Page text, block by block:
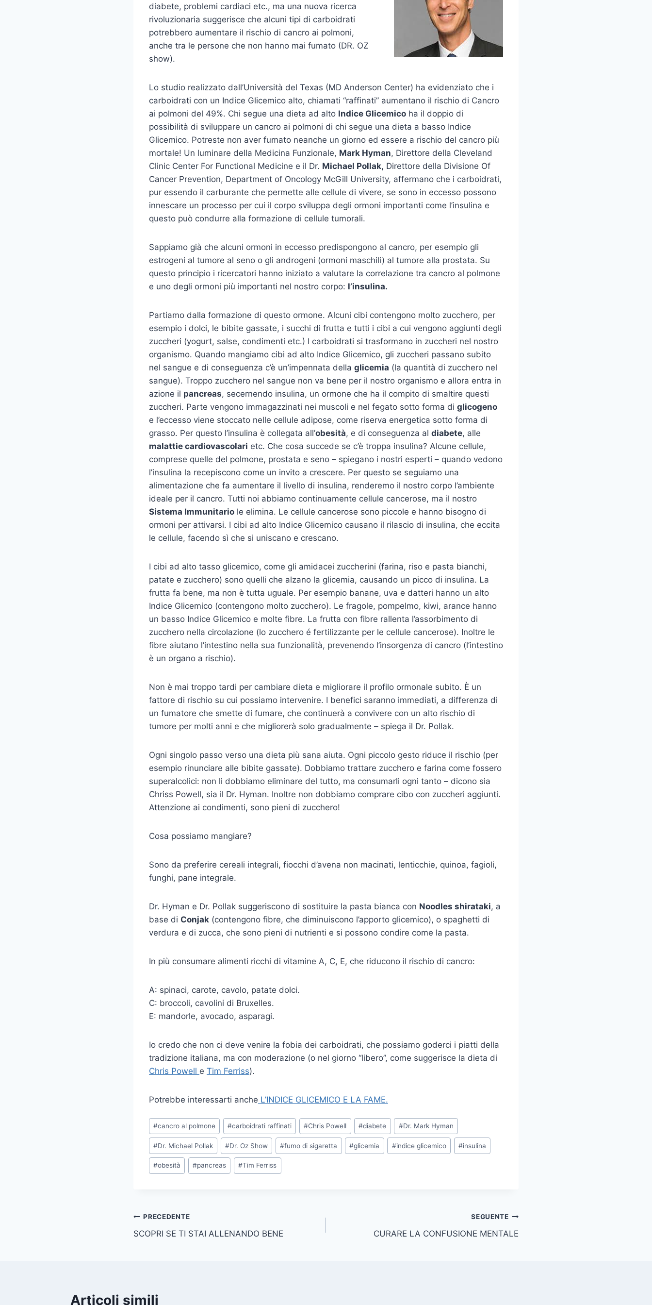
diabete, problemi cardiaci etc., ma una nuova ricerca
rivoluzionaria suggerisce che alcuni tipi di carboidrati
potrebbero aumentare il rischio di cancro ai polmoni,
anche tra le persone che non hanno mai fumato (DR. OZ
show).
Lo studio realizzato dall’Università del Texas (MD Anderson Center) ha evidenziato che i
carboidrati con un Indice Glicemico alto, chiamati “raffinati” aumentano il rischio di Cancro
ai polmoni del 49%. Chi segue una dieta ad alto Indice Glicemico ha il doppio di
possibilità di sviluppare un cancro ai polmoni di chi segue una dieta a basso Indice
Glicemico. Potreste non aver fumato neanche un giorno ed essere a rischio del cancro più
mortale! Un luminare della Medicina Funzionale, Mark Hyman, Direttore della Cleveland
Clinic Center For Functional Medicine e il Dr. Michael Pollak, Direttore della Divisione Of
Cancer Prevention, Department of Oncology McGill University, affermano che i carboidrati,
pur essendo il carburante che permette alle cellule di vivere, se sono in eccesso possono
innescare un processo per cui il corpo sviluppa degli ormoni importanti come l’insulina e
questo può condurre alla formazione di cellule tumorali.
Sappiamo già che alcuni ormoni in eccesso predispongono al cancro, per esempio gli
estrogeni al tumore al seno o gli androgeni (ormoni maschili) al tumore alla prostata. Su
questo principio i ricercatori hanno iniziato a valutare la correlazione tra cancro al polmone
e uno degli ormoni più importanti nel nostro corpo: l’insulina.
Partiamo dalla formazione di questo ormone. Alcuni cibi contengono molto zucchero, per
esempio i dolci, le bibite gassate, i succhi di frutta e tutti i cibi a cui vengono aggiunti degli
zuccheri (yogurt, salse, condimenti etc.) I carboidrati si trasformano in zuccheri nel nostro
organismo. Quando mangiamo cibi ad alto Indice Glicemico, gli zuccheri passano subito
nel sangue e di conseguenza c’è un’impennata della glicemia (la quantità di zucchero nel
sangue). Troppo zucchero nel sangue non va bene per il nostro organismo e allora entra in
azione il pancreas, secernendo insulina, un ormone che ha il compito di smaltire questi
zuccheri. Parte vengono immagazzinati nei muscoli e nel fegato sotto forma di glicogeno
e l’eccesso viene stoccato nelle cellule adipose, come riserva energetica sotto forma di
grasso. Per questo l’insulina è collegata all’obesità, e di conseguenza al diabete, alle
malattie cardiovascolari etc. Che cosa succede se c’è troppa insulina? Alcune cellule,
comprese quelle del polmone, prostata e seno – spiegano i nostri esperti – quando vedono
l’insulina la recepiscono come un invito a crescere. Per questo se seguiamo una
alimentazione che fa aumentare il livello di insulina, renderemo il nostro corpo l’ambiente
ideale per il cancro. Tutti noi abbiamo continuamente cellule cancerose, ma il nostro
Sistema Immunitario le elimina. Le cellule cancerose sono piccole e hanno bisogno di
ormoni per attivarsi. I cibi ad alto Indice Glicemico causano il rilascio di insulina, che eccita
le cellule, facendo sì che si uniscano e crescano.
I cibi ad alto tasso glicemico, come gli amidacei zuccherini (farina, riso e pasta bianchi,
patate e zucchero) sono quelli che alzano la glicemia, causando un picco di insulina. La
frutta fa bene, ma non è tutta uguale. Per esempio banane, uva e datteri hanno un alto
Indice Glicemico (contengono molto zucchero). Le fragole, pompelmo, kiwi, arance hanno
un basso Indice Glicemico e molte fibre. La frutta con fibre rallenta l’assorbimento di
zucchero nella circolazione (lo zucchero é fertilizzante per le cellule cancerose). Inoltre le
fibre aiutano l’intestino nella sua funzionalità, prevenendo l’insorgenza di cancro (l’intestino
è un organo a rischio).
Non è mai troppo tardi per cambiare dieta e migliorare il profilo ormonale subito. È un
fattore di rischio su cui possiamo intervenire. I benefici saranno immediati, a differenza di
un fumatore che smette di fumare, che continuerà a convivere con un alto rischio di
tumore per molti anni e che migliorerà solo gradualmente – spiega il Dr. Pollak.
Ogni singolo passo verso una dieta più sana aiuta. Ogni piccolo gesto riduce il rischio (per
esempio rinunciare alle bibite gassate). Dobbiamo trattare zucchero e farina come fossero
superalcolici: non li dobbiamo eliminare del tutto, ma consumarli ogni tanto – dicono sia
Chriss Powell, sia il Dr. Hyman. Inoltre non dobbiamo comprare cibo con zuccheri aggiunti.
Attenzione ai condimenti, sono pieni di zucchero!
Cosa possiamo mangiare?
Sono da preferire cereali integrali, fiocchi d’avena non macinati, lenticchie, quinoa, fagioli,
funghi, pane integrale.
Dr. Hyman e Dr. Pollak suggeriscono di sostituire la pasta bianca con Noodles shirataki, a
base di Conjak (contengono fibre, che diminuiscono l’apporto glicemico), o spaghetti di
verdura e di zucca, che sono pieni di nutrienti e si possono condire come la pasta.
In più consumare alimenti ricchi di vitamine A, C, E, che riducono il rischio di cancro:
A: spinaci, carote, cavolo, patate dolci.
C: broccoli, cavolini di Bruxelles.
E: mandorle, avocado, asparagi.
Io credo che non ci deve venire la fobia dei carboidrati, che possiamo goderci i piatti della
tradizione italiana, ma con moderazione (o nel giorno “libero”, come suggerisce la dieta di
Chris Powell e Tim Ferriss).
Potrebbe interessarti anche L’INDICE GLICEMICO E LA FAME.
Tag
articolo:
#cancro al polmone #carboidrati raffinati #Chris Powell #diabete #Dr. Mark Hyman
#Dr. Michael Pollak #Dr. Oz Show #fumo di sigaretta #glicemia #indice glicemico #insulina
#obesità #pancreas #Tim Ferriss
Navigazione
articoli
PRECEDENTE
SCOPRI SE TI STAI ALLENANDO BENE
SEGUENTE
CURARE LA CONFUSIONE MENTALE
Articoli simili